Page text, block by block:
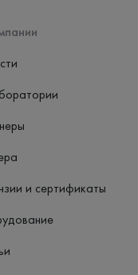
и сертификаты